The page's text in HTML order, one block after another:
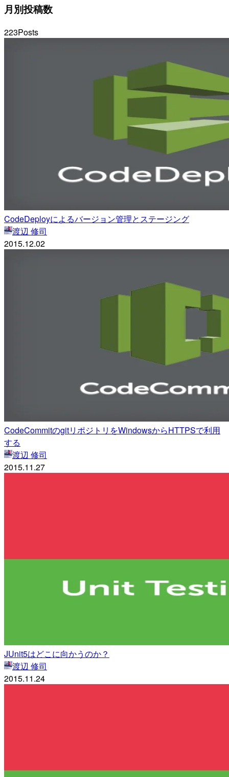
月別投稿数
223Posts
CodeDeployによるバージョン管理とステージング
渡辺 修司
2015.12.02
CodeCommitのgitリポジトリをWindowsからHTTPSで利用
する
渡辺 修司
2015.11.27
JUnit5はどこに向かうのか？
渡辺 修司
2015.11.24